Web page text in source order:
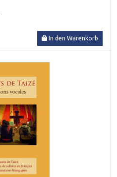
In den Warenkorb